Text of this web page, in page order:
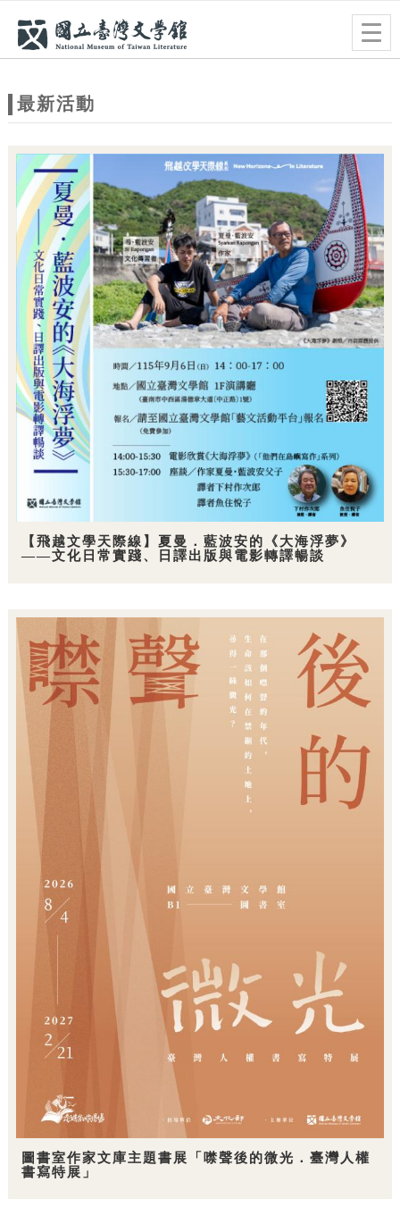
站
題
最新活動
【飛越文學天際線】夏曼．藍波安的《大海浮夢》
——文化日常實踐、日譯出版與電影轉譯暢談
圖書室作家文庫主題書展「噤聲後的微光．臺灣人權
書寫特展」